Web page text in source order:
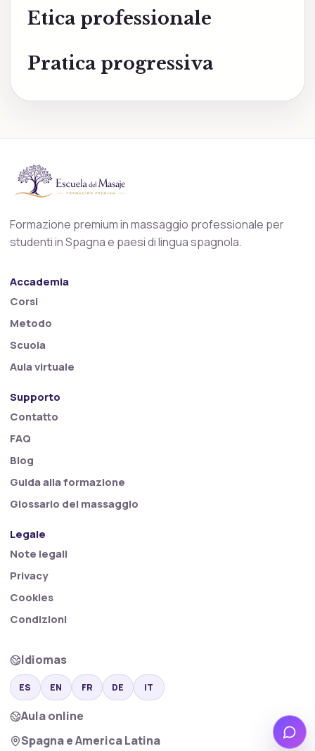
Etica professionale
Pratica progressiva
Formazione premium in massaggio professionale per
studenti in Spagna e paesi di lingua spagnola.
Accademia
Corsi
Metodo
Scuola
Aula virtuale
Supporto
Contatto
FAQ
Blog
Guida alla formazione
Glossario del massaggio
Legale
Note legali
Privacy
Cookies
Condizioni
Idiomas
ES EN FR DE IT
Aula online
Spagna e America Latina